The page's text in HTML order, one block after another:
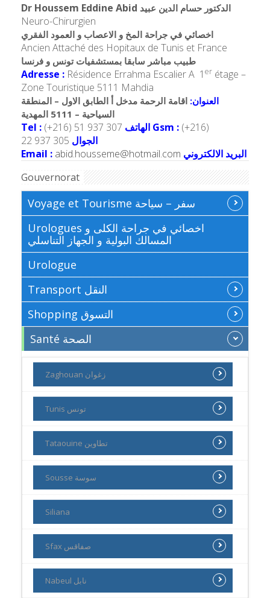
Dr Houssem Eddine Abid الدكتور حسام الدين عبيد
Neuro-Chirurgien
اخصائي في جراحة المخ و الاعصاب و العمود الفقري
Ancien Attaché des Hopitaux de Tunis et France
طبيب مباشر سابقا بمستشفيات تونس و فرنسا
Adresse : Résidence Errahma Escalier A 1 er étage –
Zone Touristique 5111 Mahdia
العنوان: اقامة الرحمة مدخل أ الطابق الاول – المنطقة
السياحية – 5111 المهدية
Tel : (+216) 51 937 307 الهاتف Gsm : (+216)
22 937 305 الجوال
Email : abid.housseme@hotmail.com البريد الالكتروني
Gouvernorat
Voyage et Tourisme سفر – سياحة
Urologues اخصائي في جراحة الكلى و
المسالك البولية و الجهاز التناسلي
Urologue
Transport النقل
Shopping التسوق
Santé الصحة
Zaghouan زغوان
Tunis تونس
Tataouine تطاوين
Sousse سوسة
Siliana
Sfax صفاقس
Nabeul نابل